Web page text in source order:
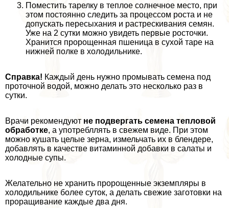
Поместить тарелку в теплое солнечное место, при
этом постоянно следить за процессом роста и не
допускать пересыхания и растрескивания семян.
Уже на 2 сутки можно увидеть первые росточки.
Хранится пророщенная пшеница в сухой таре на
нижней полке в холодильнике.
Справка! Каждый день нужно промывать семена под
проточной водой, можно делать это несколько раз в
сутки.
Врачи рекомендуют не подвергать семена тепловой
обработке, а употрeбллять в свежем виде. При этом
можно кушать целые зерна, измельчать их в блендере,
добавлять в качестве витаминной добавки в салаты и
холодные супы.
Желательно не хранить пророщенные экземпляры в
холодильнике более суток, а делать свежие заготовки на
проращивание каждые два дня.